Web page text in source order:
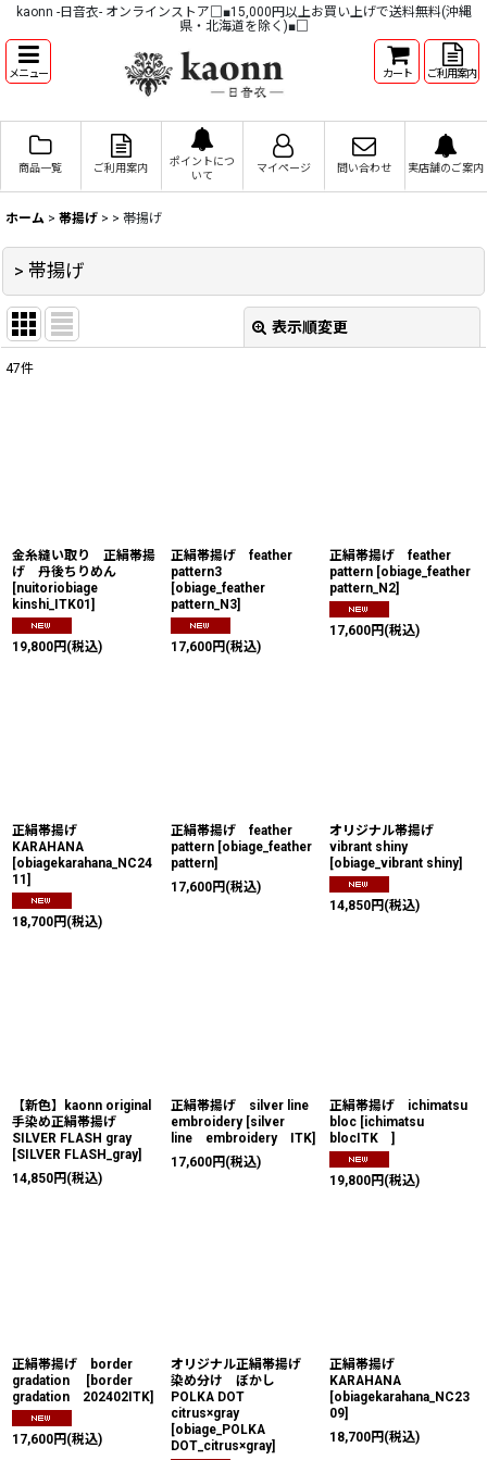
kaonn -日音衣- オンラインストア□■15,000円以上お買い上げで送料無料(沖縄
県・北海道を除く)■□
メニュー カート ご利用案内
商品一覧 ご利用案内
ポイントにつ
いて
マイページ 問い合わせ 実店舗のご案内
ホーム > 帯揚げ > > 帯揚げ
> 帯揚げ
表示順変更
47件
金糸縫い取り 正絹帯揚
げ 丹後ちりめん
[nuitoriobiage
kinshi_ITK01]
19,800円 (税込)
正絹帯揚げ feather
pattern3
[obiage_feather
pattern_N3]
17,600円 (税込)
正絹帯揚げ feather
pattern [obiage_feather
pattern_N2]
17,600円 (税込)
正絹帯揚げ
KARAHANA
[obiagekarahana_NC24
11]
18,700円 (税込)
正絹帯揚げ feather
pattern [obiage_feather
pattern]
17,600円 (税込)
オリジナル帯揚げ
vibrant shiny
[obiage_vibrant shiny]
14,850円 (税込)
【新色】kaonn original
手染め正絹帯揚げ
SILVER FLASH gray
[SILVER FLASH_gray]
14,850円 (税込)
正絹帯揚げ silver line
embroidery [silver
line embroidery ITK]
17,600円 (税込)
正絹帯揚げ ichimatsu
bloc [ichimatsu
blocITK ]
19,800円 (税込)
正絹帯揚げ border
gradation
[border
gradation 202402ITK]
17,600円 (税込)
オリジナル正絹帯揚げ
染め分け ぼかし
POLKA DOT
citrus×gray
[obiage_POLKA
DOT_citrus×gray]
正絹帯揚げ
KARAHANA
[obiagekarahana_NC23
09]
18,700円 (税込)